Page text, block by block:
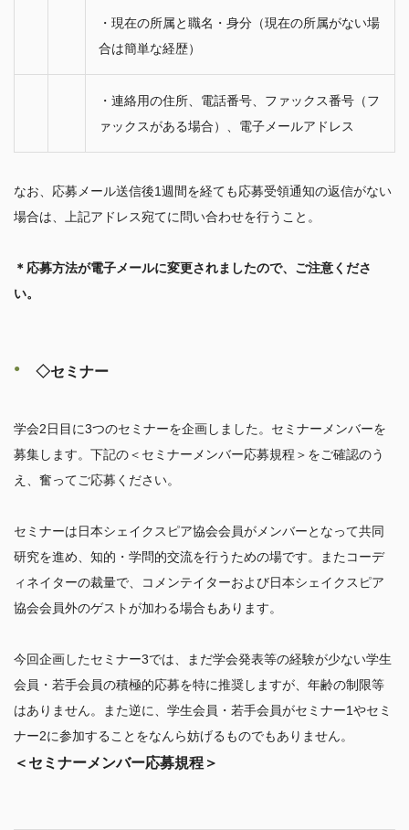
・現在の所属と職名・身分（現在の所属がない場
合は簡単な経歴）
・連絡用の住所、電話番号、ファックス番号（フ
ァックスがある場合）、電子メールアドレス
なお、応募メール送信後1週間を経ても応募受領通知の返信がない
場合は、上記アドレス宛てに問い合わせを行うこと。
＊応募方法が電子メールに変更されましたので、ご注意くださ
い。
◇セミナー
学会2日目に3つのセミナーを企画しました。セミナーメンバーを
募集します。下記の＜セミナーメンバー応募規程＞をご確認のう
え、奮ってご応募ください。
セミナーは日本シェイクスピア協会会員がメンバーとなって共同
研究を進め、知的・学問的交流を行うための場です。またコーデ
ィネイターの裁量で、コメンテイターおよび日本シェイクスピア
協会会員外のゲストが加わる場合もあります。
今回企画したセミナー3では、まだ学会発表等の経験が少ない学生
会員・若手会員の積極的応募を特に推奨しますが、年齢の制限等
はありません。また逆に、学生会員・若手会員がセミナー1やセミ
＜セミナーメンバー応募規程＞